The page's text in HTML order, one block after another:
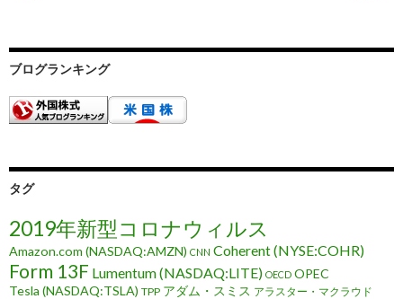
ブログランキング
タグ
2019年新型コロナウィルス
Amazon.com (NASDAQ:AMZN) CNN Coherent (NYSE:COHR)
Form 13F Lumentum (NASDAQ:LITE) OECD OPEC
Tesla (NASDAQ:TSLA) TPP アダム・スミス アラスター・マクラウド